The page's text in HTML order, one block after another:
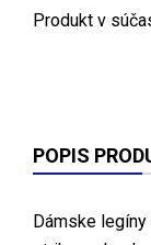
Produkt v
POPIS
Dámske